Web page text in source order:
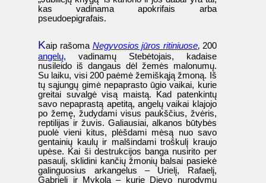
kas vadinama apokrifais arba
pseudoepigrafais.
Kaip rašoma Negyvosios jūros ritiniuose‚ 200
angelų, vadinamų Stebėtojais, kadaise
nusileido iš dangaus dėl žemės malonumų.
Su laiku, visi 200 paėmė žemiškąją žmoną. Iš
tų sąjungų gimė nepaprasto ūgio vaikai, kurie
greitai suvalgė visą maistą. Kad patenkintų
savo nepaprastą apetitą, angelų vaikai klajojo
po žemę, žudydami visus paukščius, žvėris,
reptilijas ir žuvis. Galiausiai, alkanos būtybės
puolė vieni kitus, plėšdami mėsą nuo savo
gentainių kaulų ir malšindami troškulį kraujo
upėse. Kai ši destrukcijos banga nusirito per
pasaulį, sklidini kančių žmonių balsai pasiekė
galinguosius arkangelus – Urielį, Rafaelį,
Gabrielį ir Mykolą – kurie Dievo nurodymu